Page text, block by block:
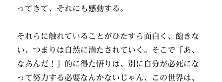
ってきて、それにも感動する。
それらに触れていることがひたすら面白く、飽きな
い、つまりは自然に満たされていく。そこで「あ、
なあんだ！」的に得た悟りは、別に自分が必死にな
って努力する必要なんかないじゃん、この世界は、